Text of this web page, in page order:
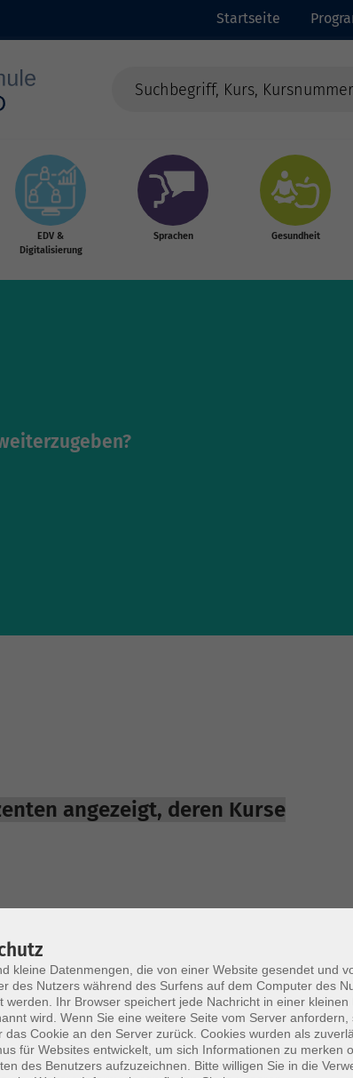
Startseite
EDV &
Digitalisierung
Sprachen Gesundheit
angezeigt, deren Kurse
kleine Datenmengen, die von einer Website gesendet und
des Nutzers während des Surfens auf dem Computer des
werden. Ihr Browser speichert jede Nachricht in einer kleinen
wird. Wenn Sie eine weitere Seite vom Server anfordern,
das Cookie an den Server zurück. Cookies wurden als
für Websites entwickelt, um sich Informationen zu merken
des Benutzers aufzuzeichnen. Bitte willigen Sie in die